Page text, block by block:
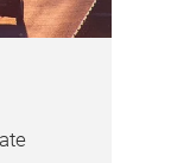
all’ingresso